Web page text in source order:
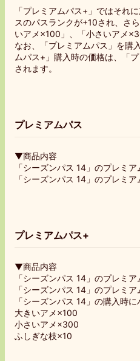
「プレミアムパス+」ではそれ
スのパスランクが+10され、さ
いアメ×100」、「小さいアメ
なお、「プレミアムパス」を購
ムパス+」購入時の価格は、「
されます。
プレミアムパス
▼商品内容
「シーズンパス 14」のプレミ
「シーズンパス 14」のプレミ
プレミアムパス+
▼商品内容
「シーズンパス 14」のプレミ
「シーズンパス 14」のプレミ
「シーズンパス 14」の購入時
大きいアメ×100
小さいアメ×300
ふしぎな枝×10